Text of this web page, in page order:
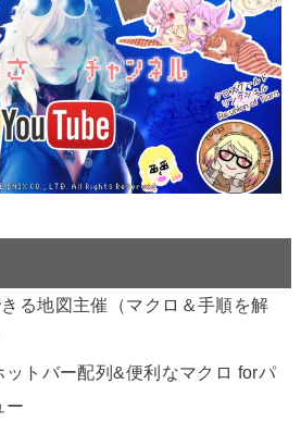
る地図主催（マクロ＆手順を解
ットバー配列&便利なマクロ forパ
ー